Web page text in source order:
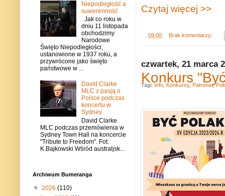
Czytaj więcej >>
09:00 Brak komentarzy:
czwartek, 21 marca
Konkurs
Tagi: Info, Konkursy, Patronat,
Niepodległość a
suwerenność
Jak co roku w
dniu 11 listopada
obchodzimy
Narodowe
Święto Niepodległości,
ustanowione w 1937 roku, a
przywrócone jako święto
państwowe w ...
David Clarke
MLC z pasją o
Polsce podczas
koncertu w
Sydney
David Clarke
MLC podczas przemówienia w
Sydney Town Hall na koncercie
"Tribute to Freedom". Fot.
K.Bajkowski Wśród australjsk...
Archiwum Bumeranga
▼ 2026 (110)